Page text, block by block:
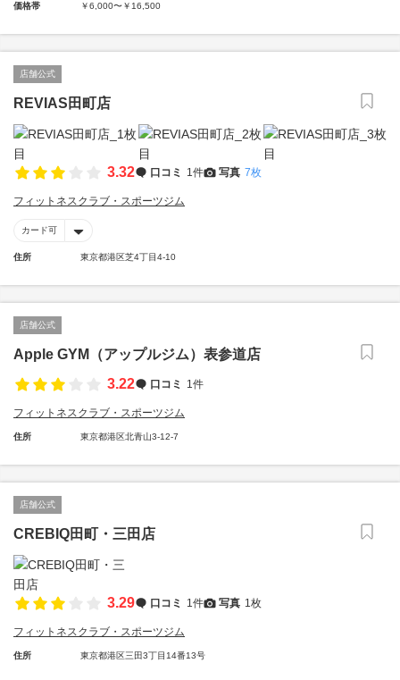
価格帯
￥6,000〜￥16,500
店舗公式
REVIAS田町店
3.32 口コミ 1件 写真 7枚
フィットネスクラブ・スポーツジム
カード可
住所 東京都港区芝4丁目4-10
店舗公式
Apple GYM（アップルジム）表参道店
3.22
口コミ 1件
フィットネスクラブ・スポーツジム
住所 東京都港区北青山3-12-7
店舗公式
CREBIQ田町・三田店
3.29 口コミ 1件 写真 1枚
フィットネスクラブ・スポーツジム
住所 東京都港区三田3丁目14番13号